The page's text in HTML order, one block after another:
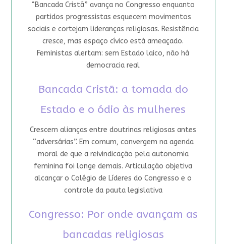
“Bancada Cristã” avança no Congresso enquanto
partidos progressistas esquecem movimentos
sociais e cortejam lideranças religiosas. Resistência
cresce, mas espaço cívico está ameaçado.
Feministas alertam: sem Estado laico, não há
democracia real
Bancada Cristã: a tomada do
Estado e o ódio às mulheres
Crescem alianças entre doutrinas religiosas antes
“adversárias”. Em comum, convergem na agenda
moral de que a reivindicação pela autonomia
feminina foi longe demais. Articulação objetiva
alcançar o Colégio de Líderes do Congresso e o
controle da pauta legislativa
Congresso: Por onde avançam as
bancadas religiosas